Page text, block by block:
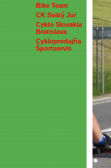
Bike Team
CK Svätý Jur
Cyklo Slovakia
Bratislava
Cyklopredajňa
Športservis